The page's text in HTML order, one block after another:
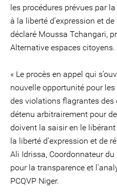
les procédures prévues par
à la liberté d’expression et
déclaré Moussa Tchangari,
Alternative espaces citoyens.
« Le procès en appel qui
nouvelle opportunité pour
des violations flagrantes
détenu arbitrairement pour
doivent la saisir en le
la liberté d’expression et de
Ali Idrissa, Coordonnateur
pour la transparence et
PCQVP Niger.